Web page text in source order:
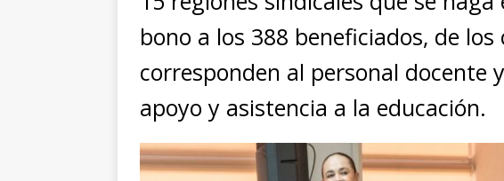
bono a los 388 beneficiados, de los
corresponden al personal docente
apoyo y asistencia a la educación.